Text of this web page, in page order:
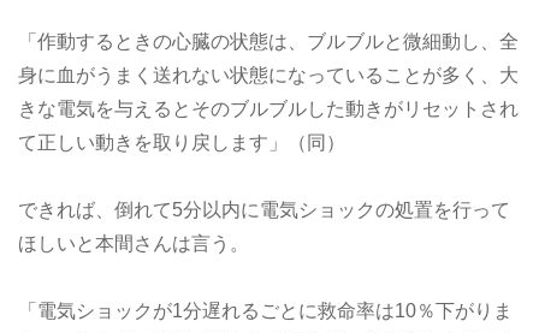
「作動するときの心臓の状態は、ブルブルと微細動し、全
身に血がうまく送れない状態になっていることが多く、大
きな電気を与えるとそのブルブルした動きがリセットされ
て正しい動きを取り戻します」（同）
できれば、倒れて5分以内に電気ショックの処置を行って
ほしいと本間さんは言う。
「電気ショックが1分遅れるごとに救命率は10％下がりま